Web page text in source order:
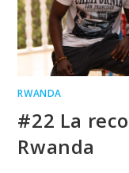
RWANDA
#22 La
Rwanda